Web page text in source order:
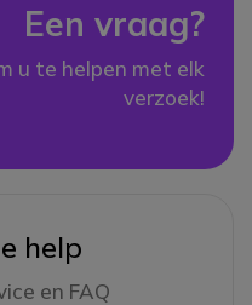
Een vraag?
u te helpen met elk
verzoek!
help
en FAQ